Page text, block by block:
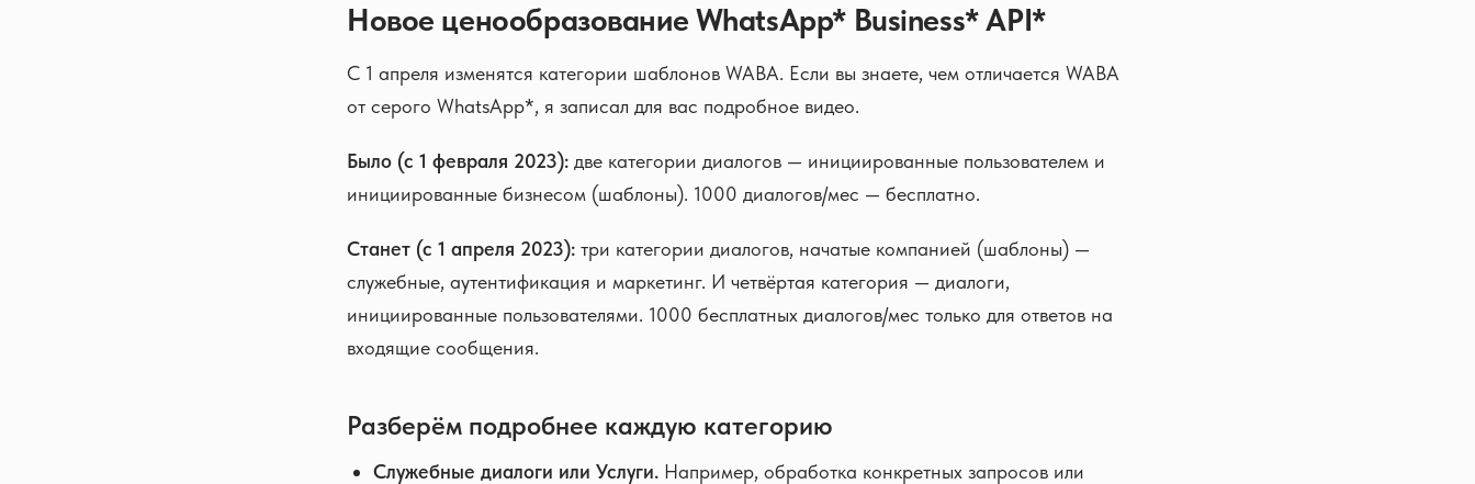
Новое ценообразование WhatsApp* Business* API*
С 1 апреля изменятся категории шаблонов WABA. Если вы знаете, чем отличается WABA
от серого WhatsApp*, я записал для вас подробное видео.
Было (с 1 февраля 2023): две категории диалогов — инициированные пользователем и
инициированные бизнесом (шаблоны). 1000 диалогов/мес — бесплатно.
Станет (с 1 апреля 2023): три категории диалогов, начатые компанией (шаблоны) —
служебные, аутентификация и маркетинг. И четвёртая категория — диалоги,
инициированные пользователями. 1000 бесплатных диалогов/мес только для ответов на
входящие сообщения.
Разберём подробнее каждую категорию
Служебные диалоги или Услуги. Например, обработка конкретных запросов или